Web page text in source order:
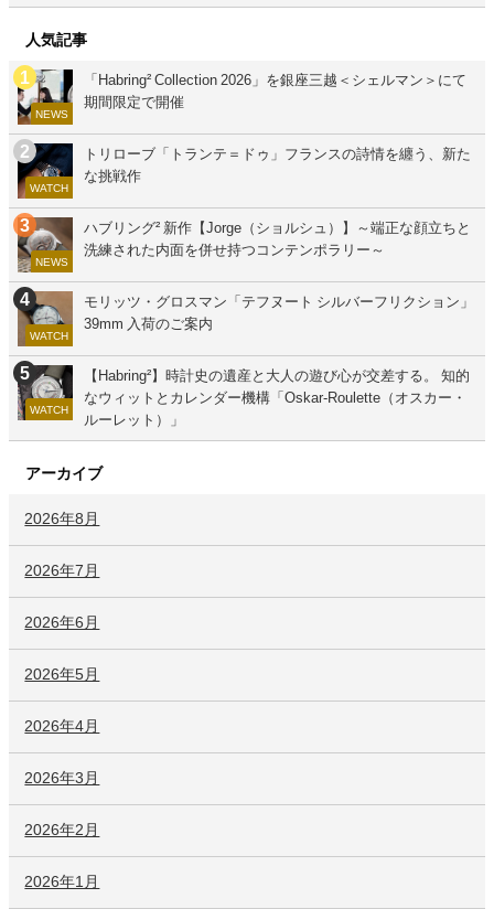
人気記事
NEWS
「Habring² Collection 2026」を銀座三越＜シェルマン＞にて
期間限定で開催
WATCH
トリローブ「トランテ＝ドゥ」フランスの詩情を纏う、新た
な挑戦作
NEWS
ハブリング² 新作【Jorge（ショルシュ）】～端正な顔立ちと
洗練された内面を併せ持つコンテンポラリー～
WATCH
モリッツ・グロスマン「テフヌート シルバーフリクション」
39mm 入荷のご案内
WATCH
【Habring²】時計史の遺産と大人の遊び心が交差する。 知的
なウィットとカレンダー機構「Oskar-Roulette（オスカー・
ルーレット）」
アーカイブ
2026年8月
2026年7月
2026年6月
2026年5月
2026年4月
2026年3月
2026年2月
2026年1月